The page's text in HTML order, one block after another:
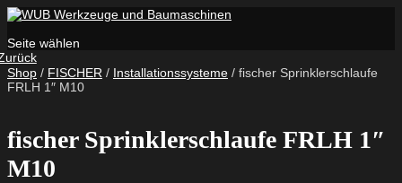
Seite wählen
Shop / FISCHER / Installationssysteme / fischer Sprinklerschlaufe
FRLH 1″ M10
fischer Sprinklerschlaufe FRLH 1″
M10